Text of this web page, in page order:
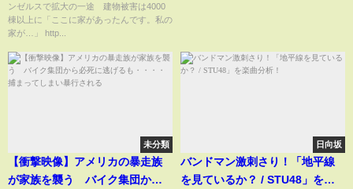
棟焼ける / ハリウッドスターが住
む高級住宅街 など【関連ニュー
ンゼルスで拡大の一途 建物被害は4000
棟以上に「ここに家があったんです。私の
家が…」 http...
未分類
【衝撃映像】アメリカの暴走族
が家族を襲う バイク集団から
日向坂
バンドマン激刺さり！「地平線
を見ているか？ / STU48」を楽